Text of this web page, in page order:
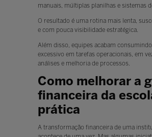
manuais, múltiplas planilhas e sistemas
O resultado é uma rotina mais lenta,
e com pouca visibilidade estratégica.
Além disso, equipes acabam
excessivo em tarefas operacionais, em
análises e melhoria de processos.
Como melhorar a
financeira da
prática
A transformação financeira de uma